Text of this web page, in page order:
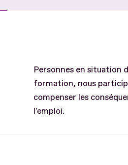
Personnes en situation
formation, nous
compenser les
l'emploi.